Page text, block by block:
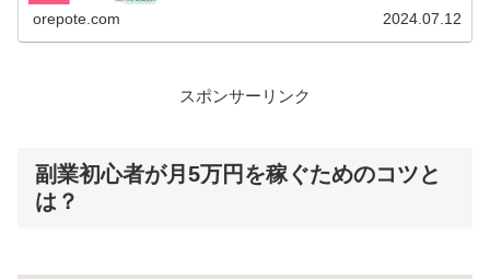
orepote.com 2024.07.12
スポンサーリンク
副業初心者が月5万円を稼ぐためのコツと
は？